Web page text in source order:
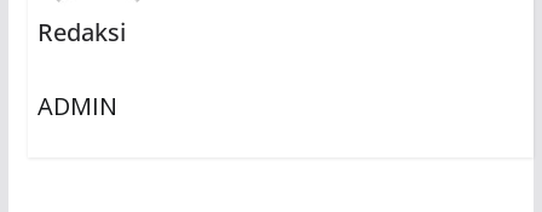
Redaksi
ADMIN